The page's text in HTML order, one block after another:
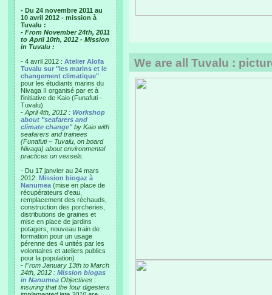
- Du 24 novembre 2011 au
10 avril 2012 - mission à
Tuvalu :
- From November 24th, 2011
to April 10th, 2012 - Mission
in Tuvalu :
- 4 avril 2012 : Atelier Alofa
Tuvalu sur "les marins et le
changement climatique"
pour les étudiants marins du
Nivaga II organisé par et à
l'initiative de Kaio (Funafuti -
Tuvalu).
- April 4th, 2012 : Workshop
about "seafarers and
climate change"by Kaio with
seafarers and trainees
(Funafuti – Tuvalu, on board
Nivaga) about environmental
practices on vessels.
- Du 17 janvier au 24 mars
2012: Mission biogaz à
Nanumea (mise en place de
récupérateurs d'eau,
remplacement des réchauds,
construction des porcheries,
distributions de graines et
mise en place de jardins
potagers, nouveau train de
formation pour un usage
pérenne des 4 unités par les
volontaires et ateliers publics
pour la population)
- From January 13th to March
24th, 2012 : Mission biogas
in Nanumea Objectives :
insuring that the four digesters
We are all Tuvalu :